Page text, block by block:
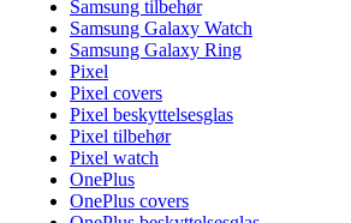
Samsung tilbehør
Samsung Galaxy Watch
Samsung Galaxy Ring
Pixel
Pixel covers
Pixel beskyttelsesglas
Pixel tilbehør
Pixel watch
OnePlus
OnePlus covers